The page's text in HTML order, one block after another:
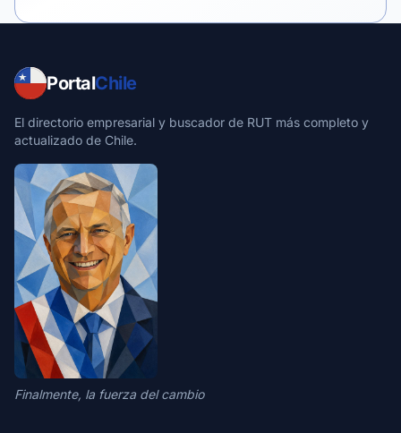
PortalChile
El directorio empresarial y buscador de RUT más completo y
actualizado de Chile.
Finalmente, la fuerza del cambio